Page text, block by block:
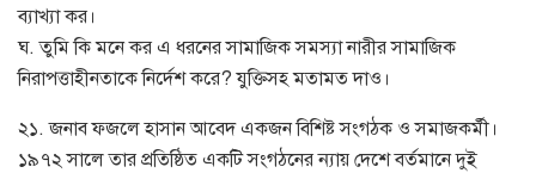
ব্যাখ্যা কর।
ঘ. তুমি কি মনে কর এ ধরনের সামাজিক সমস্যা নারীর সামাজিক
নিরাপত্তাহীনতাকে নির্দেশ করে? যুক্তিসহ মতামত দাও।
২১. জনাব ফজলে হাসান আবেদ একজন বিশিষ্ট সংগঠক ও সমাজকর্মী।
১৯৭২ সালে তার প্রতিষ্ঠিত একটি সংগঠনের ন্যায় দেশে বর্তমানে দুই